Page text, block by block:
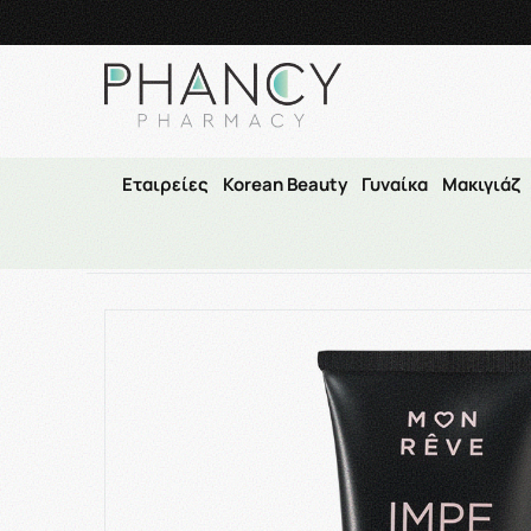
Τηλεφωνικές
Εταιρείες Korean Beauty Γυναίκα Μακιγιάζ